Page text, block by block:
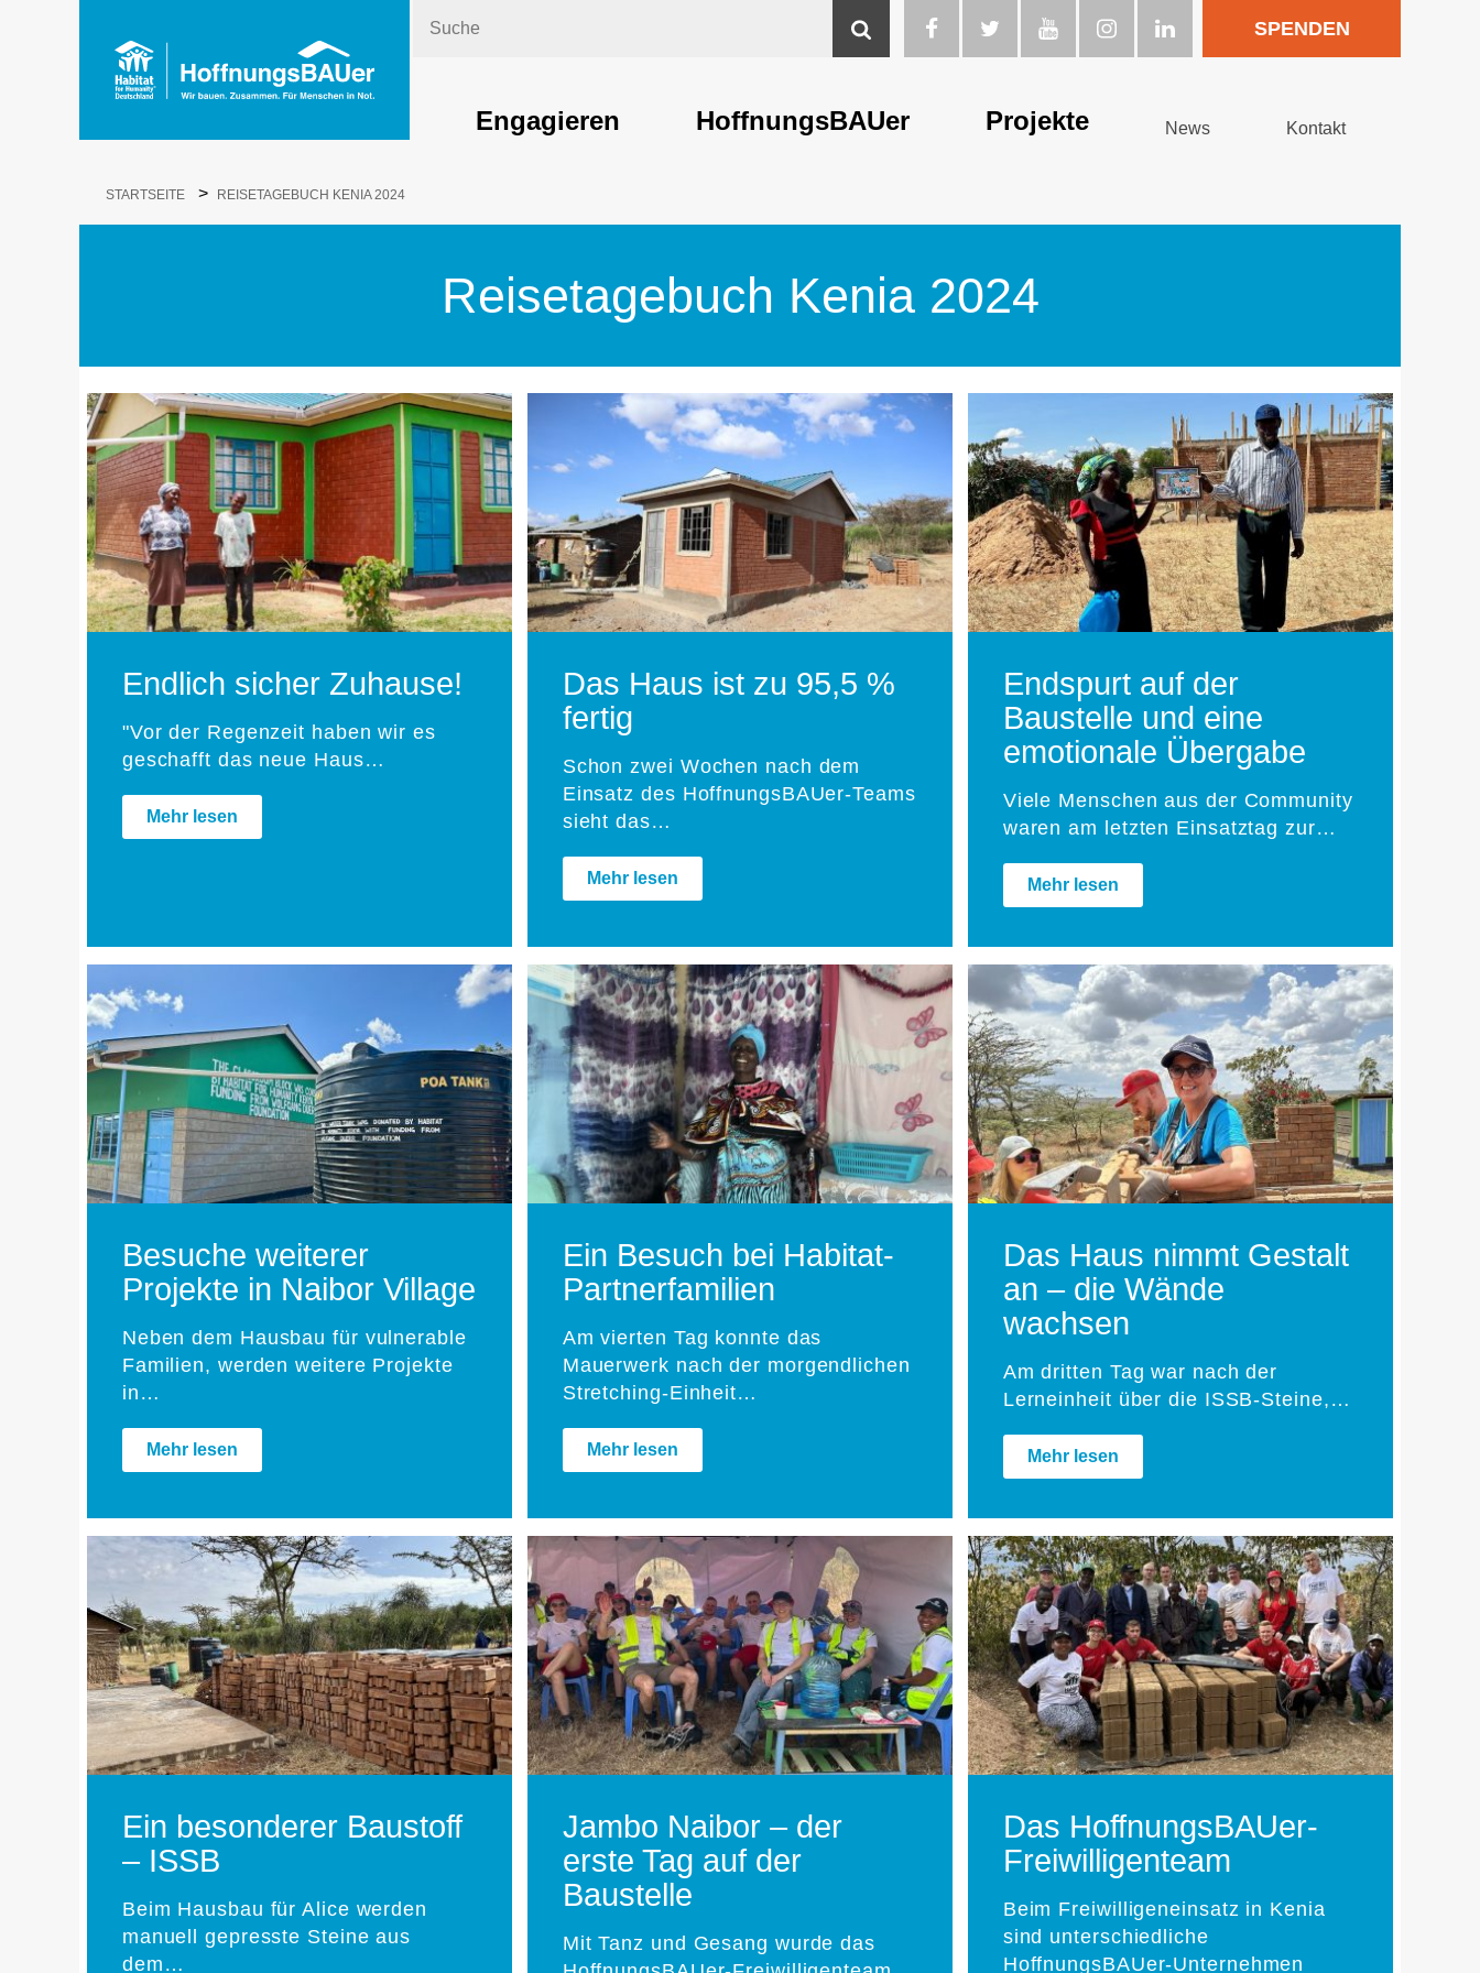
SPENDEN
Engagieren HoffnungsBAUer Projekte News Kontakt
STARTSEITE > REISETAGEBUCH KENIA 2024
Reisetagebuch Kenia 2024
Endlich sicher Zuhause!
"Vor der Regenzeit haben wir es
geschafft das neue Haus…
Mehr lesen
Das Haus ist zu 95,5 %
fertig
Schon zwei Wochen nach dem
Einsatz des HoffnungsBAUer-Teams
sieht das…
Mehr lesen
Endspurt auf der
Baustelle und eine
emotionale Übergabe
Viele Menschen aus der Community
waren am letzten Einsatztag zur…
Mehr lesen
Besuche weiterer
Projekte in Naibor Village
Neben dem Hausbau für vulnerable
Familien, werden weitere Projekte
in…
Mehr lesen
Ein Besuch bei Habitat-
Partnerfamilien
Am vierten Tag konnte das
Mauerwerk nach der morgendlichen
Stretching-Einheit…
Mehr lesen
Das Haus nimmt Gestalt
an – die Wände
wachsen
Am dritten Tag war nach der
Lerneinheit über die ISSB-Steine,…
Mehr lesen
Ein besonderer Baustoff
– ISSB
Beim Hausbau für Alice werden
manuell gepresste Steine aus
dem…
Jambo Naibor – der
erste Tag auf der
Baustelle
Mit Tanz und Gesang wurde das
Das HoffnungsBAUer-
Freiwilligenteam
Beim Freiwilligeneinsatz in Kenia
sind unterschiedliche
HoffnungsBAUer-Unternehmen